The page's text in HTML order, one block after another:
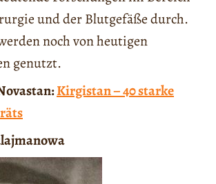
und der Blutgefäße durch.
noch von heutigen
genutzt.
Kirgistan – 40 starke